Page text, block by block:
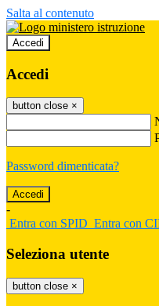
Salta al contenuto
Accedi
Accedi
button close ×
Password dimenticata?
-
Entra con SPID Entra con
Seleziona utente
button close ×